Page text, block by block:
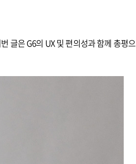
글은 G6의 UX 및 편의성과 함께 총평으